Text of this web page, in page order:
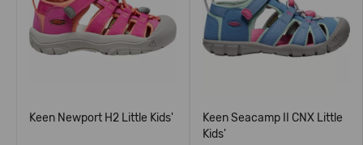
Keen Newport H2 Little Kids'
Keen Seacamp II CNX Little
Kids'